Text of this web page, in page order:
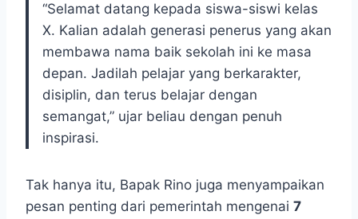
“Selamat datang kepada siswa-siswi kelas
X. Kalian adalah generasi penerus yang akan
membawa nama baik sekolah ini ke masa
depan. Jadilah pelajar yang berkarakter,
disiplin, dan terus belajar dengan
semangat,” ujar beliau dengan penuh
inspirasi.
Tak hanya itu, Bapak Rino juga menyampaikan
pesan penting dari pemerintah mengenai 7